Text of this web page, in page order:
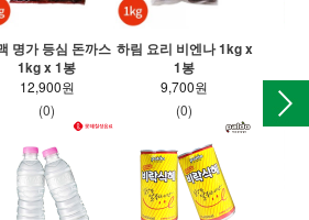
명가 등심 돈까스
1kg x 1봉
12,900원
(0)
하림 요리 비엔나 1kg x
1봉
9,700원
(0)